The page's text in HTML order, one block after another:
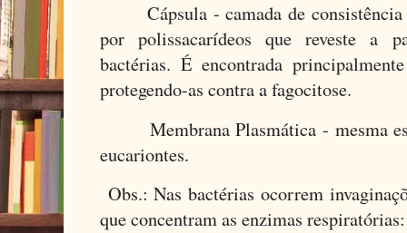
Cápsula - camada de
por polissacarídeos que reveste a
bactérias. É encontrada
protegendo-as contra a fagocitose.
Membrana Plasmática - mesma
eucariontes.
Obs.: Nas bactérias ocorrem
que concentram as enzimas